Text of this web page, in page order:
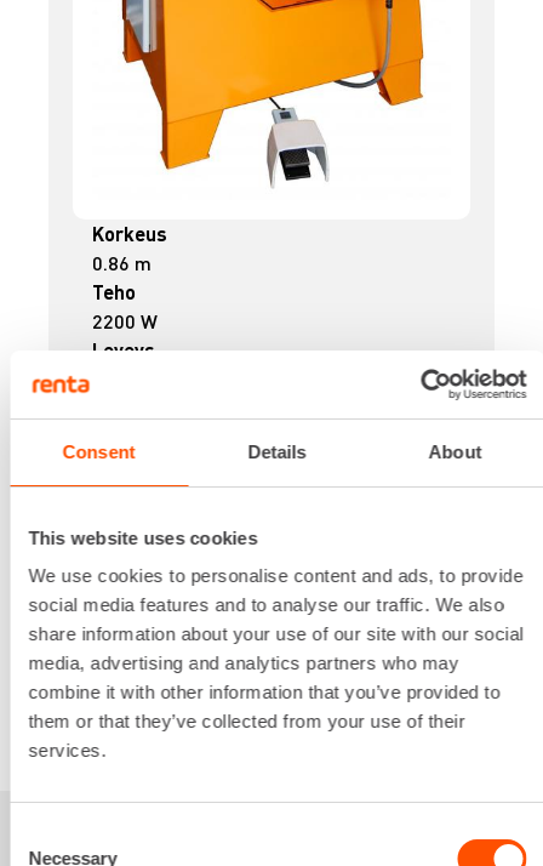
Consent Details About
This website uses cookies
We use cookies to personalise content and ads, to provide
social media features and to analyse our traffic. We also
share information about your use of our site with our social
media, advertising and analytics partners who may
combine it with other information that you’ve provided to
them or that they’ve collected from your use of their
services.
Necessary
Korkeus
0.86 m
Teho
2200 W
Leveys
Paino
380 kg
Lataa lisää
Seuraavat pv 54,02 €/ pv
Kuukausi 810,34 €/ kk
Alv 0 %
VUOKRAA